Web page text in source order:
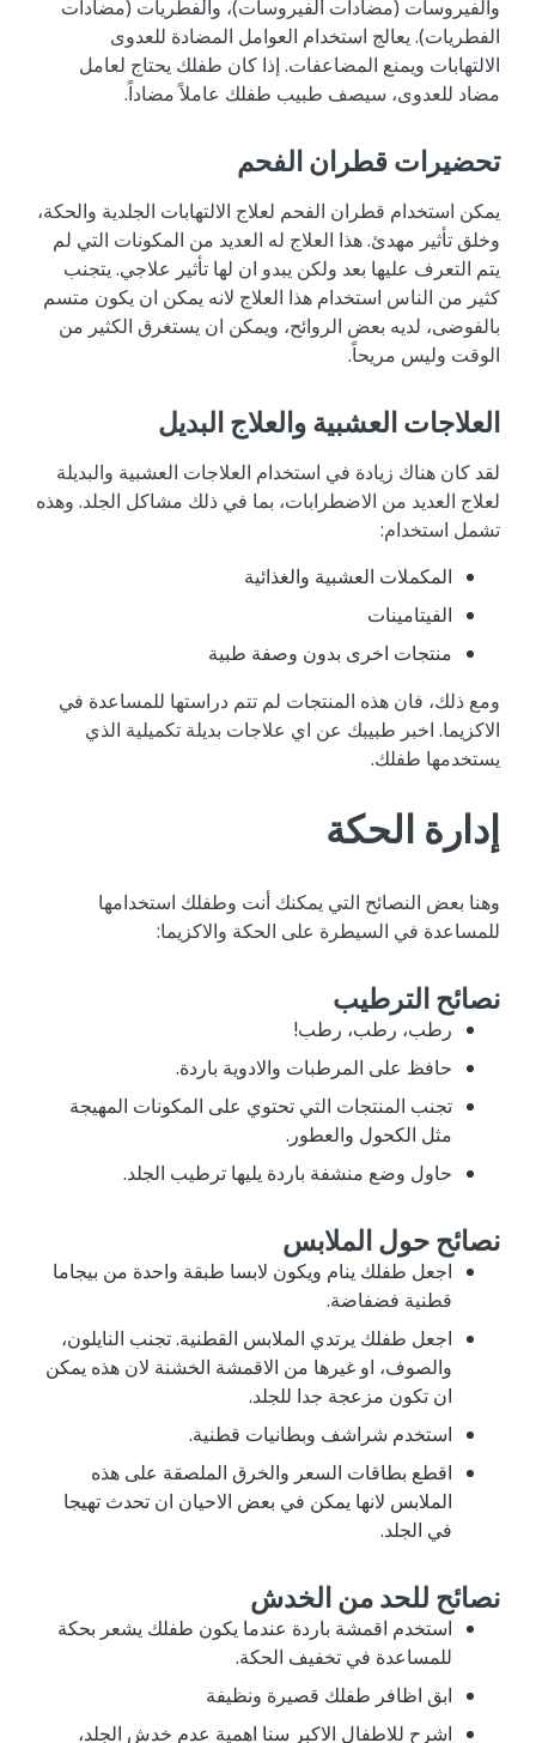
والفيروسات (مضادات الفيروسات)، والفطريات (مضادات
الفطريات). يعالج استخدام العوامل المضادة للعدوى
الالتهابات ويمنع المضاعفات. إذا كان طفلك يحتاج لعامل
مضاد للعدوى، سيصف طبيب طفلك عاملاً مضاداً.
تحضيرات قطران الفحم
يمكن استخدام قطران الفحم لعلاج الالتهابات الجلدية والحكة،
وخلق تأثير مهدئ. هذا العلاج له العديد من المكونات التي لم
يتم التعرف عليها بعد ولكن يبدو ان لها تأثير علاجي. يتجنب
كثير من الناس استخدام هذا العلاج لانه يمكن ان يكون متسم
بالفوضى، لديه بعض الروائح، ويمكن ان يستغرق الكثير من
الوقت وليس مريحاً.
العلاجات العشبية والعلاج البديل
لقد كان هناك زيادة في استخدام العلاجات العشبية والبديلة
لعلاج العديد من الاضطرابات، بما في ذلك مشاكل الجلد. وهذه
تشمل استخدام:
المكملات العشبية والغذائية
الفيتامينات
منتجات اخرى بدون وصفة طبية
ومع ذلك، فان هذه المنتجات لم تتم دراستها للمساعدة في
الاكزيما. اخبر طبيبك عن اي علاجات بديلة تكميلية الذي
يستخدمها طفلك.
إدارة الحكة
وهنا بعض النصائح التي يمكنك أنت وطفلك استخدامها
للمساعدة في السيطرة على الحكة والاكزيما:
نصائح الترطيب
رطب، رطب، رطب!
حافظ على المرطبات والادوية باردة.
تجنب المنتجات التي تحتوي على المكونات المهيجة
مثل الكحول والعطور.
حاول وضع منشفة باردة يليها ترطيب الجلد.
نصائح حول الملابس
اجعل طفلك ينام ويكون لابسا طبقة واحدة من بيجاما
قطنية فضفاضة.
اجعل طفلك يرتدي الملابس القطنية. تجنب النايلون،
والصوف، او غيرها من الاقمشة الخشنة لان هذه يمكن
ان تكون مزعجة جدا للجلد.
استخدم شراشف وبطانيات قطنية.
اقطع بطاقات السعر والخرق الملصقة على هذه
الملابس لانها يمكن في بعض الاحيان ان تحدث تهيجا
في الجلد.
نصائح للحد من الخدش
استخدم اقمشة باردة عندما يكون طفلك يشعر بحكة
للمساعدة في تخفيف الحكة.
ابق اظافر طفلك قصيرة ونظيفة
اشرح للاطفال الاكبر سنا اهمية عدم خدش الجلد،